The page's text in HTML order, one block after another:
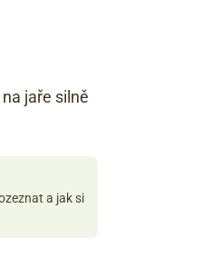
jaře silně
a jak si